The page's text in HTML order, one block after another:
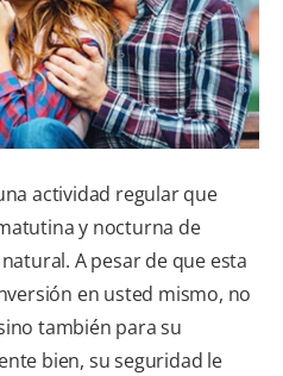
PA (ES)
SUSCRÍBASE
actividad regular que
y nocturna de
A pesar de que esta
en usted mismo, no
también para su
bien, su seguridad le